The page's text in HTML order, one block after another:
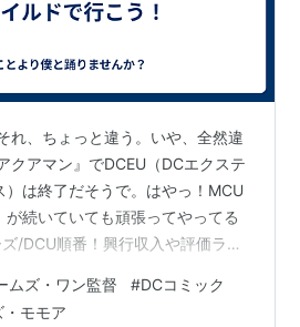
れ、ちょっと違う。いや、全然違
クアマン』でDCEU（DCエクステ
）は終了だそうで。はやっ！MCU
続いていても頑張ってやってる
/DCU順番！興行収入や評価ラン
集計なんですが。 日本の興行収
ムズ・ワン監督 #DCコミック
・モモア